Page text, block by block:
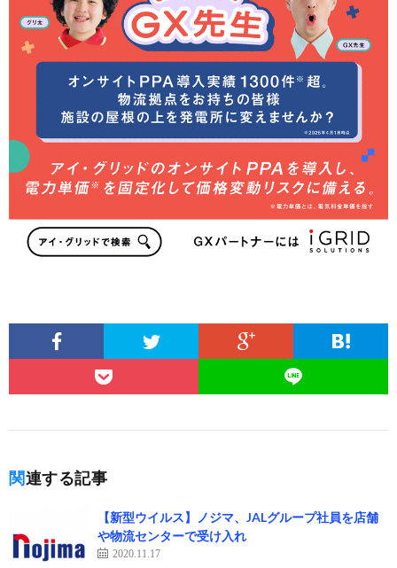
関連する記事
【新型ウイルス】ノジマ、JALグループ社員を店舗
や物流センターで受け入れ
2020.11.17